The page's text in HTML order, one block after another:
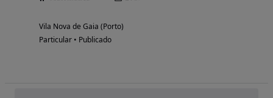
Vila Nova de Gaia (Porto)
Particular • Publicado